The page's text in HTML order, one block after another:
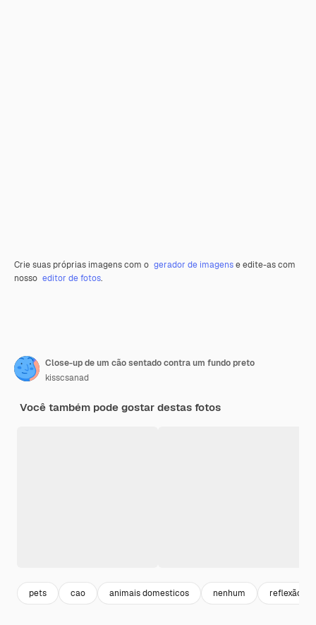
Crie suas próprias imagens com o gerador de imagense edite-as com
nosso editor de fotos.
Close-up de um cão sentado contra um fundo preto
kisscsanad
Você também pode gostar destas fotos
pets cao animais domesticos nenhum reflexão